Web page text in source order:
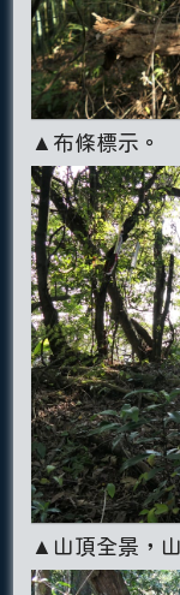
▲布條標示。
▲山頂全景，